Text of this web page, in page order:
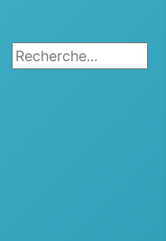
Rechercher